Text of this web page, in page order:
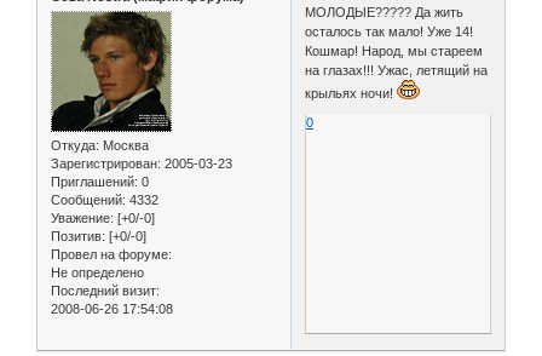
Откуда: Москва
Зарегистрирован: 2005-03-23
Приглашений: 0
Сообщений: 4332
Уважение: [+0/-0]
Позитив: [+0/-0]
Провел на форуме:
Не определено
Последний визит:
2008-06-26 17:54:08
МОЛОДЫЕ????? Да жить
осталось так мало! Уже 14!
Кошмар! Народ, мы стареем
на глазах!!! Ужас, летящий на
крыльях ночи!
0